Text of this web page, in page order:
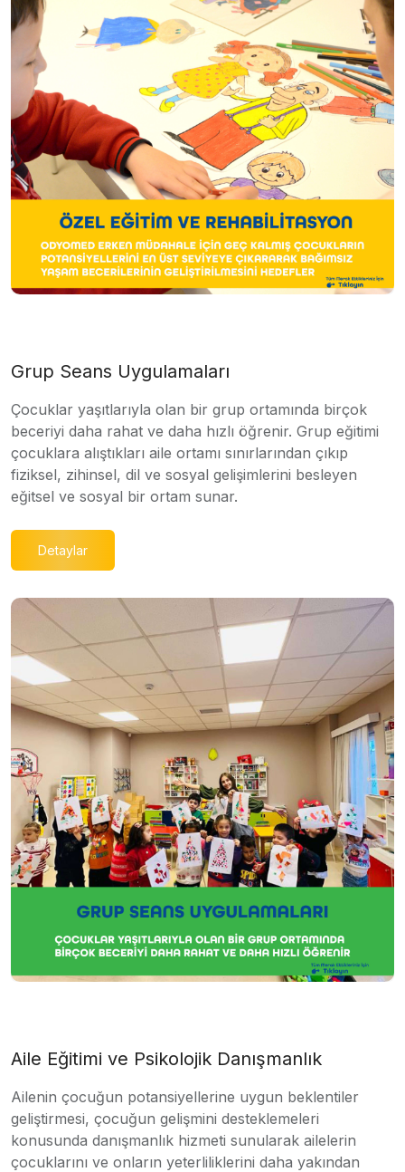
Grup Seans Uygulamaları
Çocuklar yaşıtlarıyla olan bir grup ortamında birçok
beceriyi daha rahat ve daha hızlı öğrenir. Grup eğitimi
çocuklara alıştıkları aile ortamı sınırlarından çıkıp
fiziksel, zihinsel, dil ve sosyal gelişimlerini besleyen
eğitsel ve sosyal bir ortam sunar.
Detaylar
Aile Eğitimi ve Psikolojik Danışmanlık
Ailenin çocuğun potansiyellerine uygun beklentiler
geliştirmesi, çocuğun gelişmini desteklemeleri
konusunda danışmanlık hizmeti sunularak ailelerin
çocuklarını ve onların yeterliliklerini daha yakından